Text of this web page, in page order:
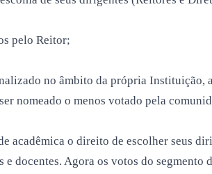
pelo Reitor;
no âmbito da própria
nomeado o menos votado pela
acadêmica o direito de escolher seus
docentes. Agora os votos do